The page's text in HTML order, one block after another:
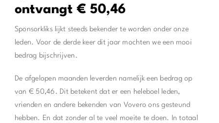
ontvangt € 50,46
Sponsorkliks lijkt steeds bekender te worden onder onze
leden. Voor de derde keer dit jaar mochten we een mooi
bedrag bijschrijven.
De afgelopen maanden leverden namelijk een bedrag op
van € 50,46. Dit betekent dat er een heleboel leden,
vrienden en andere bekenden van Vovero ons gesteund
hebben. En dat zonder al te veel moeite te doen. In totaal